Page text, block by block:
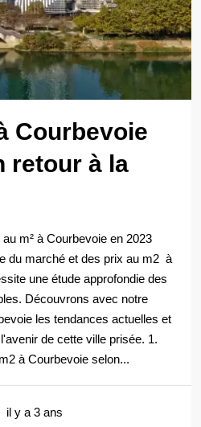
Courbevoie
retour à la
m² à Courbevoie en 2023
du marché et des prix au m2 à
une étude approfondie des
Découvrons avec notre
les tendances actuelles et
de cette ville prisée. 1.
à Courbevoie selon...
il y a 3 ans